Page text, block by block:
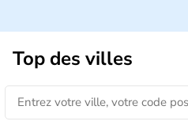
l’étranger, sous l’appellation
climat y est méditerranéen
des Alpes.
Histoire et
Top des villes